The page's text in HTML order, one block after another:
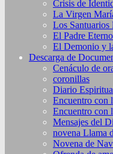
Crisis de
La Virgen
Los
El Padre
El Demonio y
Descarga de
Cenáculo de
coronillas
Diario
Encuentro con
Encuentro con
Mensajes del
novena Llama
Novena de